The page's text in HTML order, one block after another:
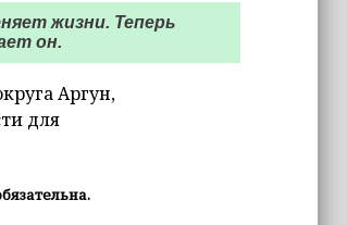
жизни. Теперь
он.
Аргун,
для